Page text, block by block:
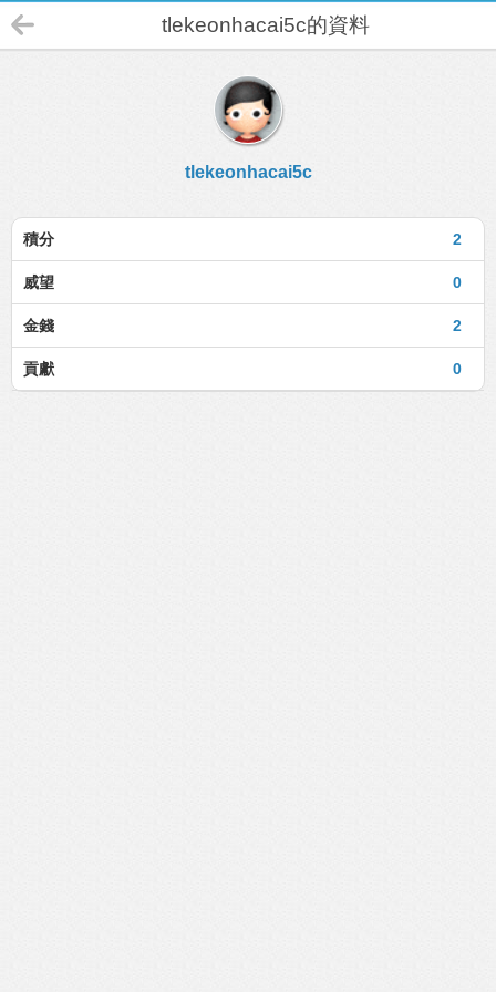
tlekeonhacai5c的資料
tlekeonhacai5c
2
積分
0
威望
2
金錢
0
貢獻